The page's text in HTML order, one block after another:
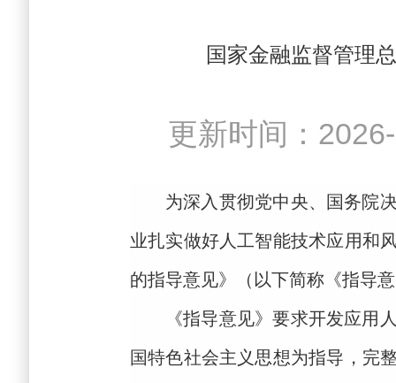
国家金融监督管理
更新时间：
为深入贯彻党中央、国务院
业扎实做好人工智能技术应用和
的指导意见》（以下简称《指导
《指导意见》要求开发应用
国特色社会主义思想为指导，完